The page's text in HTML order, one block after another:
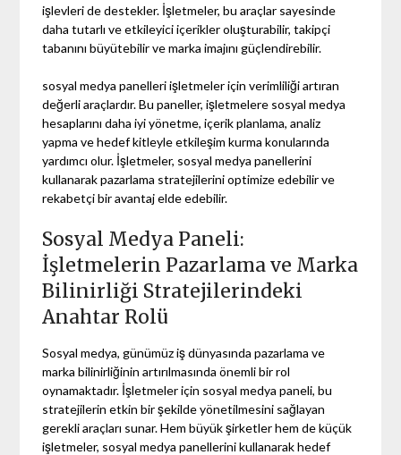
işlevleri de destekler. İşletmeler, bu araçlar sayesinde
daha tutarlı ve etkileyici içerikler oluşturabilir, takipçi
tabanını büyütebilir ve marka imajını güçlendirebilir.
sosyal medya panelleri işletmeler için verimliliği artıran
değerli araçlardır. Bu paneller, işletmelere sosyal medya
hesaplarını daha iyi yönetme, içerik planlama, analiz
yapma ve hedef kitleyle etkileşim kurma konularında
yardımcı olur. İşletmeler, sosyal medya panellerini
kullanarak pazarlama stratejilerini optimize edebilir ve
rekabetçi bir avantaj elde edebilir.
Sosyal Medya Paneli:
İşletmelerin Pazarlama ve Marka
Bilinirliği Stratejilerindeki
Anahtar Rolü
Sosyal medya, günümüz iş dünyasında pazarlama ve
marka bilinirliğinin artırılmasında önemli bir rol
oynamaktadır. İşletmeler için sosyal medya paneli, bu
stratejilerin etkin bir şekilde yönetilmesini sağlayan
gerekli araçları sunar. Hem büyük şirketler hem de küçük
işletmeler, sosyal medya panellerini kullanarak hedef